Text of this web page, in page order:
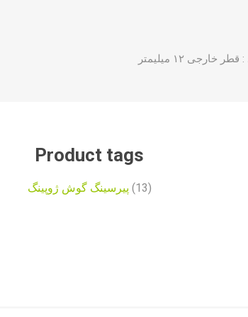
۱۲ میلیمتر
Product tags
پیرسینگ گوش ژوپینگ (13)